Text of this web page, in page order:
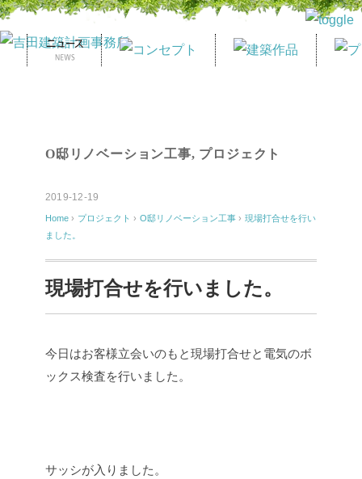
O邸リノベーション工事, プロジェクト
2019-12-19
Home › プロジェクト › O邸リノベーション工事 › 現場打合せを行い
ました。
現場打合せを行いました。
今日はお客様立会いのもと現場打合せと電気のボ
ックス検査を行いました。
サッシが入りました。